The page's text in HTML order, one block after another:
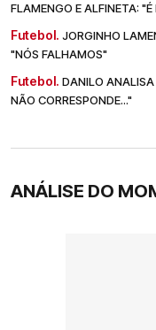
FLAMENGO E ALFINETA:
Futebol. JORGINHO
"NÓS FALHAMOS"
Futebol. DANILO
NÃO CORRESPONDE..."
ANÁLISE DO